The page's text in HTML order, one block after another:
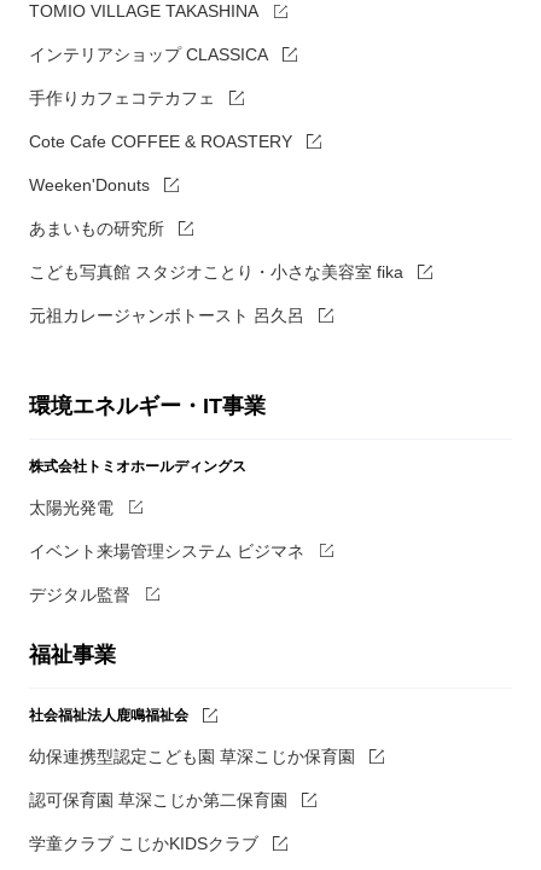
TOMIO VILLAGE TAKASHINA
インテリアショップ CLASSICA
手作りカフェコテカフェ
Cote Cafe COFFEE & ROASTERY
Weeken'Donuts
あまいもの研究所
こども写真館 スタジオことり・小さな美容室 fika
元祖カレージャンボトースト 呂久呂
環境エネルギー・IT事業
株式会社トミオホールディングス
太陽光発電
イベント来場管理システム ビジマネ
デジタル監督
福祉事業
社会福祉法人鹿鳴福祉会
幼保連携型認定こども園 草深こじか保育園
認可保育園 草深こじか第二保育園
学童クラブ こじかKIDSクラブ